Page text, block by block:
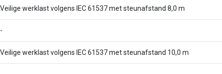
Veilige werklast volgens IEC 61537 met steunafstand 8,0 m
-
Veilige werklast volgens IEC 61537 met steunafstand 10,0 m